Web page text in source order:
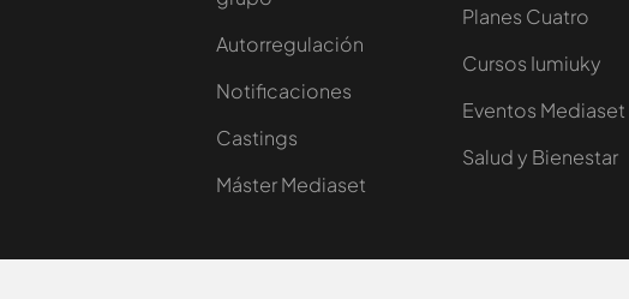
Autorregulación
Notificaciones
Castings
Máster Mediaset
Planes Cuatro
Cursos Iumiuky
Eventos Mediaset
Salud y Bienestar